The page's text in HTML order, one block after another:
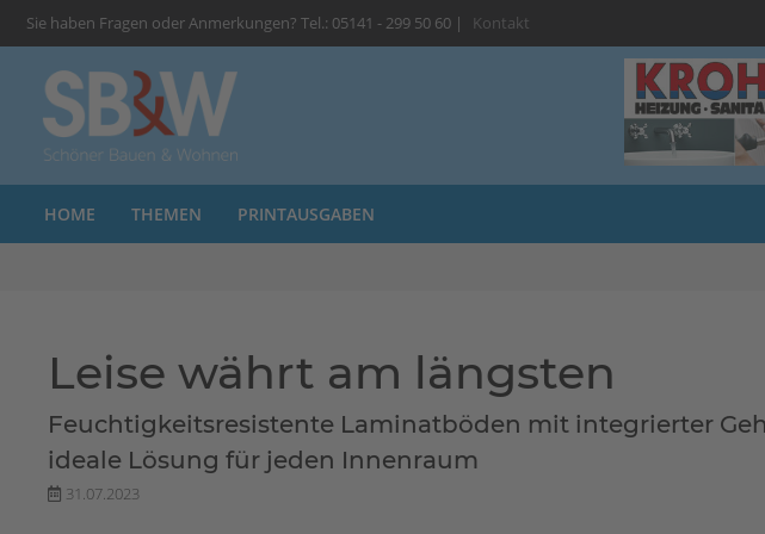
Sie haben Fragen oder Anmerkungen? Tel.: 05141 - 299 50 60 | Kontakt
HOME THEMEN PRINTAUSGABEN
Leise währt am längsten
Feuchtigkeitsresistente Laminatböden mit integrierter
ideale Lösung für jeden Innenraum
31.07.2023